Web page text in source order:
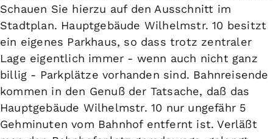
Schauen Sie hierzu auf den Ausschnitt im
Stadtplan. Hauptgebäude Wilhelmstr. 10 besitzt
ein eigenes Parkhaus, so dass trotz zentraler
Lage eigentlich immer - wenn auch nicht ganz
billig - Parkplätze vorhanden sind. Bahnreisende
kommen in den Genuß der Tatsache, daß das
Hauptgebäude Wilhelmstr. 10 nur ungefähr 5
Gehminuten vom Bahnhof entfernt ist. Verläßt